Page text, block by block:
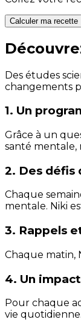
Calculer ma recette
Des études
changements
1. Un
Grâce à un
santé mentale,
2. Des défis
Chaque
mentale. Niki
3. Rappels
Chaque matin,
4. Un
Pour chaque
vie quotidienne.